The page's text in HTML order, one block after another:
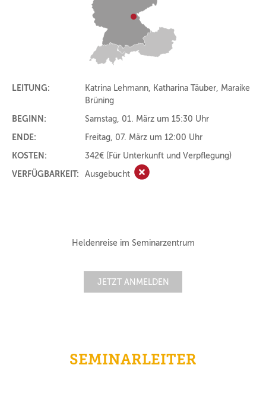
LEITUNG:
Katrina Lehmann, Katharina Täuber, Maraike
Brüning
BEGINN:
Samstag, 01. März um 15:30 Uhr
ENDE:
Freitag, 07. März um 12:00 Uhr
KOSTEN:
342€ (Für Unterkunft und Verpflegung)
VERFÜGBARKEIT:
Ausgebucht Ausgebucht
Heldenreise im Seminarzentrum
JETZT ANMELDEN
SEMINARLEITER